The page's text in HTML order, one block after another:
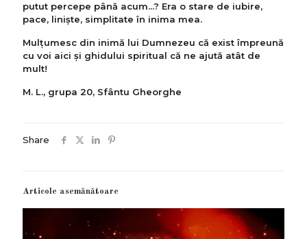
putut percepe până acum...? Era o stare de iubire,
pace, liniște, simplitate în inima mea.
Mulțumesc din inimă lui Dumnezeu că exist împreună
cu voi aici și ghidului spiritual că ne ajută atât de
mult!
M. L., grupa 20, Sfântu Gheorghe
Share
Articole asemănătoare